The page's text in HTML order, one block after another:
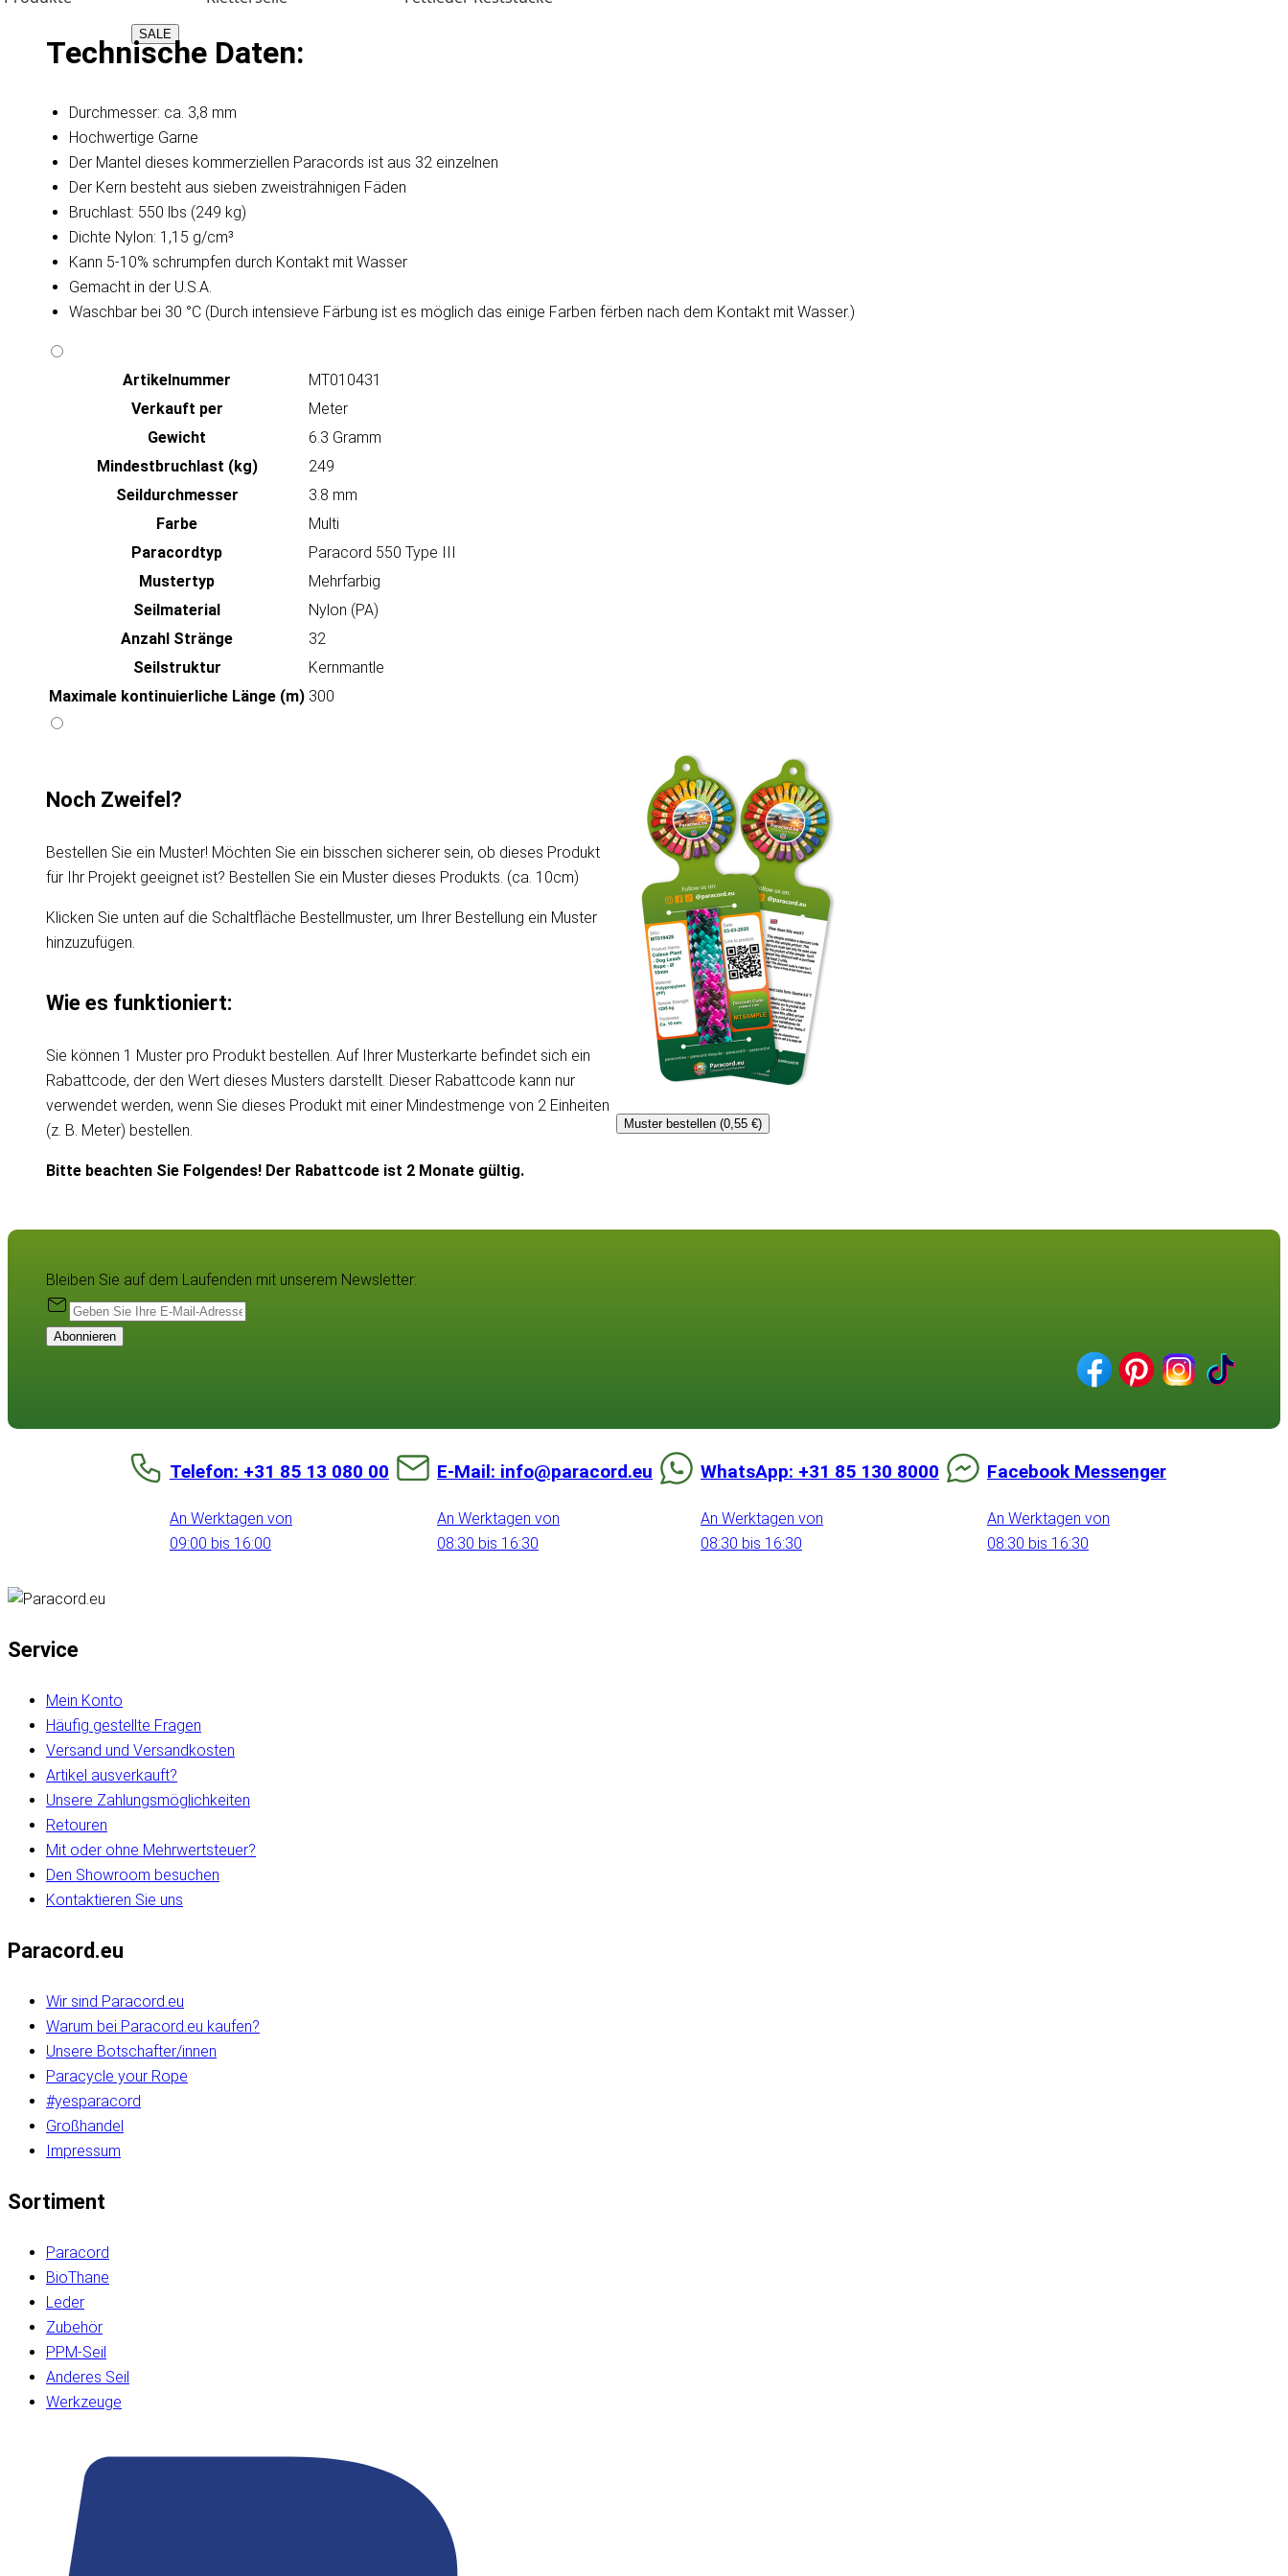
SALE
Technische Daten:
Durchmesser: ca. 3,8 mm
Hochwertige Garne
Der Mantel dieses kommerziellen Paracords ist aus 32 einzelnen
Der Kern besteht aus sieben zweisträhnigen Fäden
Bruchlast: 550 lbs (249 kg)
Dichte Nylon: 1,15 g/cm³
Kann 5-10% schrumpfen durch Kontakt mit Wasser
Gemacht in der U.S.A.
Waschbar bei 30 °C (Durch intensieve Färbung ist es möglich das einige Farben fërben nach dem Kontakt mit Wasser.)
Artikeln‌ummer
MT010431
Verkauft per
Meter
Gewicht
6.3 Gramm
Mindestbruchlast (kg)
249
Seildurchmesser
3.8 mm
Farbe
Multi
Paracordtyp
Paracord 550 Type III
Mustertyp
Mehrfarbig
Seilmaterial
Nylon (PA)
Anzahl Stränge
32
Seilstruktur
Kernmantle
Maximale kontinuierliche Länge (m) 300
Noch Zweifel?
Bestellen Sie ein Muster! Möchten Sie ein bisschen sicherer sein, ob dieses Produkt
für Ihr Projekt geeignet ist? Bestellen Sie ein Muster dieses Produkts. (ca. 10cm)
Klicken Sie unten auf die Schaltfläche Bestellmuster, um Ihrer Bestellung ein Muster
hinzuzufügen.
Wie es funktioniert:
Sie können 1 Muster pro Produkt bestellen. Auf Ihrer Musterkarte befindet sich ein
Rabattcode, der den Wert dieses Musters darstellt. Dieser Rabattcode kann nur
verwendet werden, wenn Sie dieses Produkt mit einer Mindestmenge von 2 Einheiten
(z. B. Meter) bestellen.
Bitte beachten Sie Folgendes! Der Rabattcode ist 2 Monate gültig.
Muster bestellen (0,55 €)
Bleiben Sie auf dem Laufenden mit unserem Newsletter:
Abonnieren
Telefon: +31 85 13 080 00
An Werktagen von
09:00 bis 16:00
E-Mail: info@paracord.eu
An Werktagen von
08:30 bis 16:30
WhatsApp: +31 85 130 8000
An Werktagen von
08:30 bis 16:30
Facebook Messenger
An Werktagen von
08:30 bis 16:30
Service
Mein Konto
Häufig gestellte Fragen
Versand und Versandkosten
Artikel ausverkauft?
Unsere Zahlungsmöglichkeiten
Retouren
Mit oder ohne Mehrwertsteuer?
Den Showroom besuchen
Kontaktieren Sie uns
Paracord.eu
Wir sind Paracord.eu
Warum bei Paracord.eu kaufen?
Unsere Botschafter/innen
Paracycle your Rope
#yesparacord
Großhandel
Impressum
Sortiment
Paracord
BioThane
Leder
Zubehör
PPM-Seil
Anderes Seil
Werkzeuge